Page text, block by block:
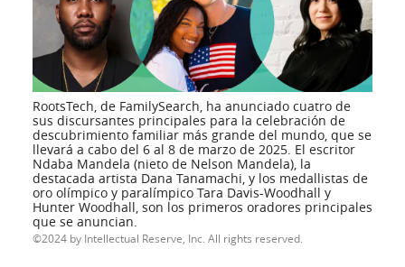
RootsTech, de FamilySearch, ha anunciado cuatro de
sus discursantes principales para la celebración de
descubrimiento familiar más grande del mundo, que se
llevará a cabo del 6 al 8 de marzo de 2025. El escritor
Ndaba Mandela (nieto de Nelson Mandela), la
destacada artista Dana Tanamachi, y los medallistas de
oro olímpico y paralímpico Tara Davis-Woodhall y
Hunter Woodhall, son los primeros oradores principales
que se anuncian.
2024 by Intellectual Reserve, Inc. All rights reserved.